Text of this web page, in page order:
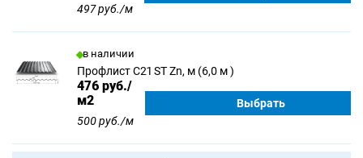
497 руб./м
в наличии
Профлист С21 ST Zn, м (6,0 м )
476 руб./
м2
500 руб./м
Выбрать